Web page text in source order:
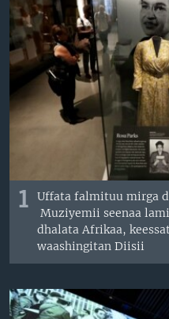
1
Uffata falmituu mirga
Muziyemii seenaa
dhalata Afrikaa,
waashingitan Diisii